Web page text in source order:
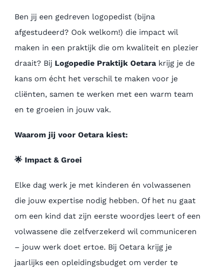
Ben jij een gedreven logopedist (bijna
afgestudeerd? Ook welkom!) die impact wil
maken in een praktijk die om kwaliteit en plezier
draait? Bij Logopedie Praktijk Oetarakrijg je de
kans om écht het verschil te maken voor je
cliënten, samen te werken met een warm team
en te groeien in jouw vak.
Waarom jij voor Oetara kiest:
🌟Impact & Groei
Elke dag werk je met kinderen én volwassenen
die jouw expertise nodig hebben. Of het nu gaat
om een kind dat zijn eerste woordjes leert of een
volwassene die zelfverzekerd wil communiceren
– jouw werk doet ertoe. Bij Oetara krijg je
jaarlijks een opleidingsbudget om verder te